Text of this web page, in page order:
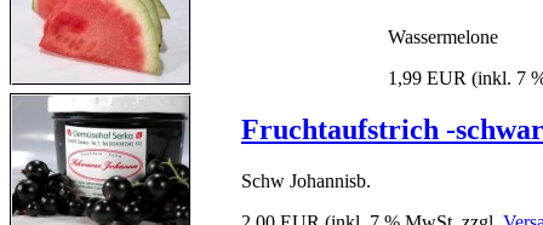
Wassermelone
1,99 EUR (inkl. 7
Fruchtaufstrich -
Schw Johannisb.